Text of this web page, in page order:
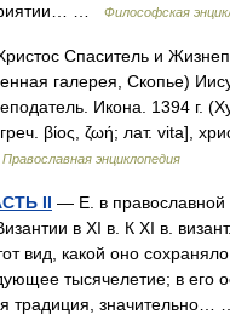
…
Философская
Спаситель и
галерея, Скопье)
Икона. 1394 г.
βίος, ζωή; лат. vita],
Православная энциклопедия
II — Е. в православной
в XI в. К XI в.
вид, какой оно
тысячелетие; в его
традиция,